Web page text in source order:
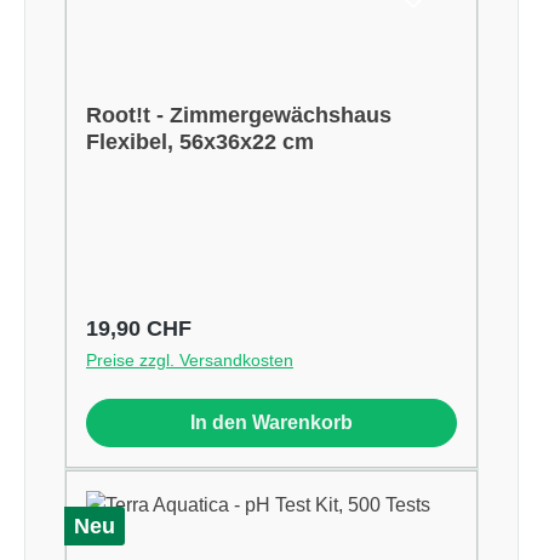
Root!t - Zimmergewächshaus
Flexibel, 56x36x22 cm
Regulärer Preis:
19,90 CHF
Preise zzgl. Versandkosten
In den Warenkorb
Neu